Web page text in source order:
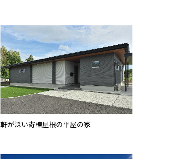
軒が深い寄棟屋根の平屋の家